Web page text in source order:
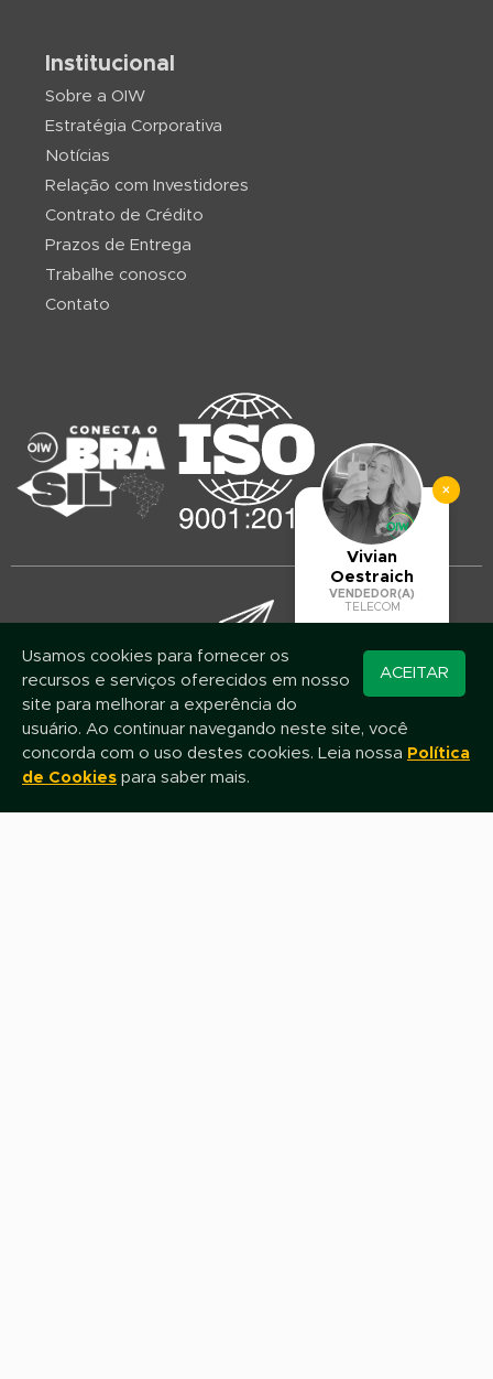
Institucional
Sobre a OIW
Estratégia Corporativa
Notícias
Relação com Investidores
Contrato de Crédito
Prazos de Entrega
Trabalhe conosco
Contato
Mantenha-se atualizado!
Assine nossa newsletter e fique por dentro das novidades e promoções
Nome
×
Vivian
Oestraich
VENDEDOR(A)
TELECOM
WhatsApp
ACEITAR
Usamos cookies para fornecer os
recursos e serviços oferecidos em nosso
site para melhorar a experência do
usuário. Ao continuar navegando neste site, você
concorda com o uso destes cookies. Leia nossa Política
de Cookies para saber mais.